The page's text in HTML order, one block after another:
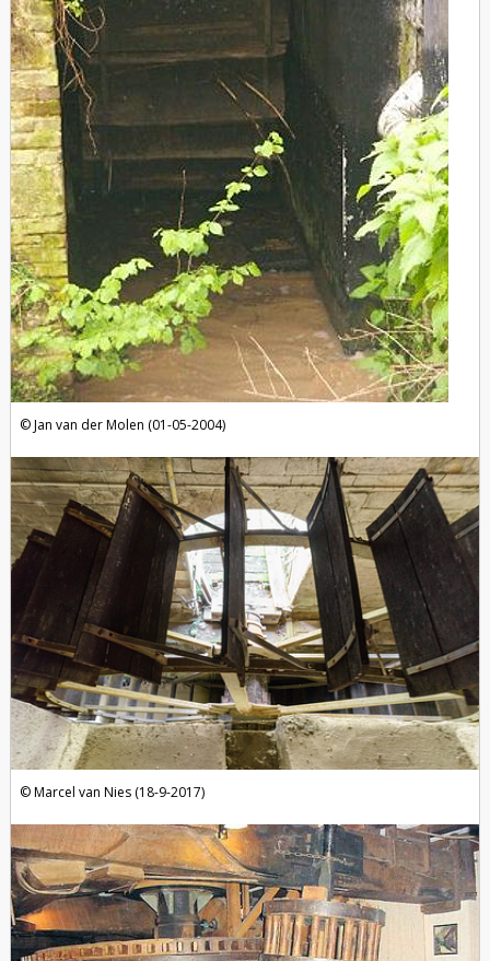
Jan van der Molen (01-05-2004)
Marcel van Nies (18-9-2017)